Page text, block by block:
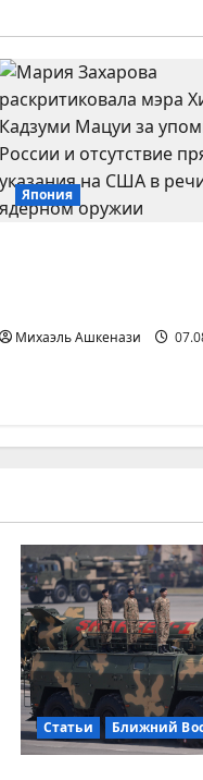
Япония
Михаэль Ашкенази
Статьи Ближний